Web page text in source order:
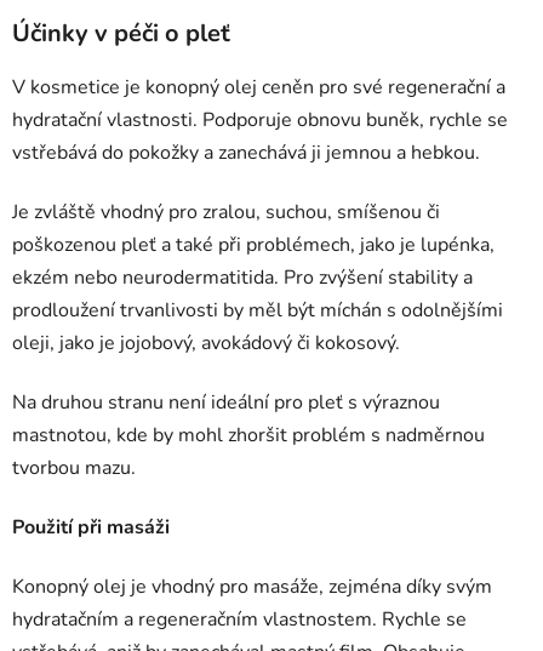
Účinky v péči o pleť
V kosmetice je konopný olej ceněn pro své regenerační a
hydratační vlastnosti. Podporuje obnovu buněk, rychle se
vstřebává do pokožky a zanechává ji jemnou a hebkou.
Je zvláště vhodný pro zralou, suchou, smíšenou či
poškozenou pleť a také při problémech, jako je lupénka,
ekzém nebo neurodermatitida. Pro zvýšení stability a
prodloužení trvanlivosti by měl být míchán s odolnějšími
oleji, jako je jojobový, avokádový či kokosový.
Na druhou stranu není ideální pro pleť s výraznou
mastnotou, kde by mohl zhoršit problém s nadměrnou
tvorbou mazu.
Použití při masáži
Konopný olej je vhodný pro masáže, zejména díky svým
hydratačním a regeneračním vlastnostem. Rychle se